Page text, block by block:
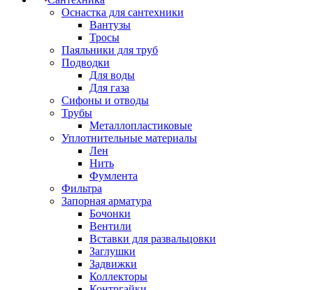
Оснастка для сантехники
Вантузы
Тросы
Паяльники для труб
Подводки
Для воды
Для газа
Сифоны и отводы
Трубы
Металлопластиковые
Уплотнительные материалы
Лен
Нить
Фумлента
Фильтра
Запорная арматура
Бочонки
Вентили
Вставки для развальцовки
Заглушки
Задвижки
Коллекторы